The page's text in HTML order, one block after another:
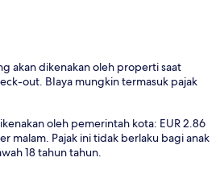
akan dikenakan oleh properti saat
out. BIaya mungkin termasuk pajak
oleh pemerintah kota: EUR 2.86
malam. Pajak ini tidak berlaku bagi anak
18 tahun tahun.